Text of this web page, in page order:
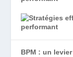
BPM : un